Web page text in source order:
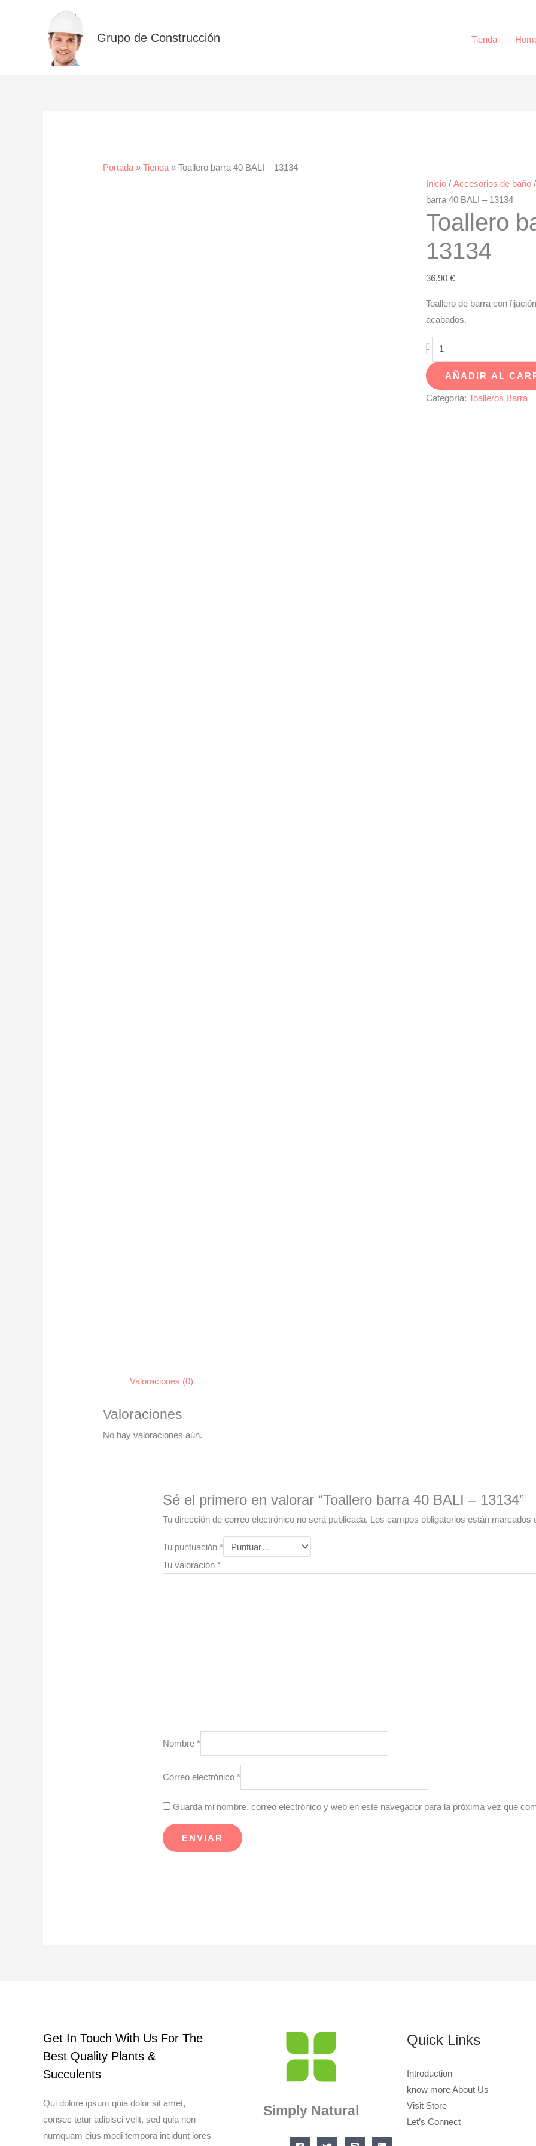
Grupo de Construcción Tienda
Portada »Tienda »Toallero barra 40 BALI – 13134
Inicio / Accesorios de baño /
barra 40 BALI – 13134
Toallero
13134
36,90 €
Toallero de barra con fijación
acabados.
-
Toallero
barra
BALI
AÑADIR AL
Categoría: Toalleros Barra
Valoraciones (0)
Valoraciones
No hay valoraciones aún.
Sé el primero en valorar “Toallero barra 40 BALI – 13134”
Tu dirección de correo electrónico no será publicada. Los campos obligatorios están marcados
Tu puntuación*
Tu valoración*
Nombre*
Correo electrónico*
Guarda mi nombre, correo electrónico y web en este navegador para la próxima vez que
Get In Touch With Us For The
Best Quality Plants &
Succulents
Qui dolore ipsum quia dolor sit amet,
consec tetur adipisci velit, sed quia non
numquam eius modi tempora incidunt lores
Simply Natural
Quick Links
Introduction
know more About Us
Visit Store
Let’s Connect
cantidad